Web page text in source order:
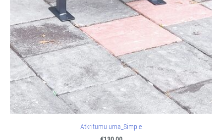
Atkritumu urna_Simple